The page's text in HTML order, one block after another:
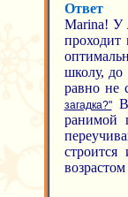
Ответ
Marina! У
проходит
школу, до
равно не
загадка?"
ранимой